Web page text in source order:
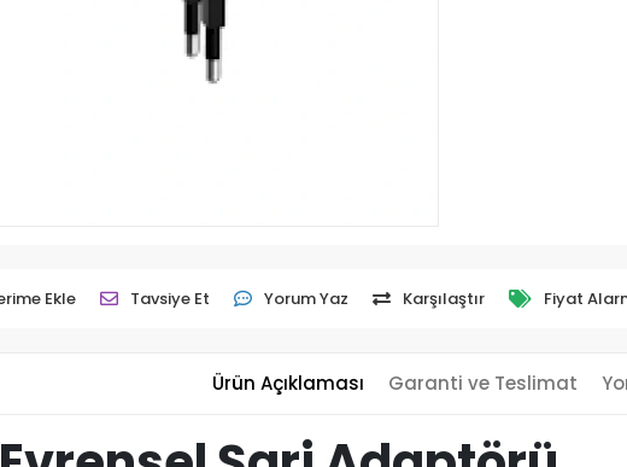
Ekle Tavsiye Et Yorum Yaz Karşılaştır Fiyat
Ürün Açıklaması Garanti ve Teslimat